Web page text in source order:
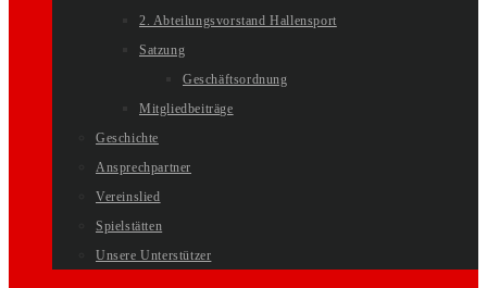
2. Abteilungsvorstand Hallensport
Satzung
Geschäftsordnung
Mitgliedbeiträge
Geschichte
Ansprechpartner
Vereinslied
Spielstätten
Unsere Unterstützer